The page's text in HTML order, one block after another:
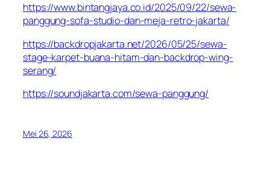
https://www.bintangjaya.co.id/2025/09/22/sewa-
panggung-sofa-studio-dan-meja-retro-jakarta/
https://backdropjakarta.net/2026/05/25/sewa-
stage-karpet-buana-hitam-dan-backdrop-wing-
serang/
https://soundjakarta.com/sewa-panggung/
Mei 26, 2026